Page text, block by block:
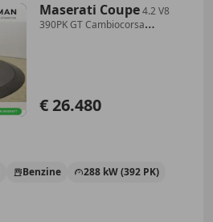
Maserati Coupe4.2 V8
390PK GT Cambiocorsa
€ 26.480
Benzine 288 kW (392 PK)